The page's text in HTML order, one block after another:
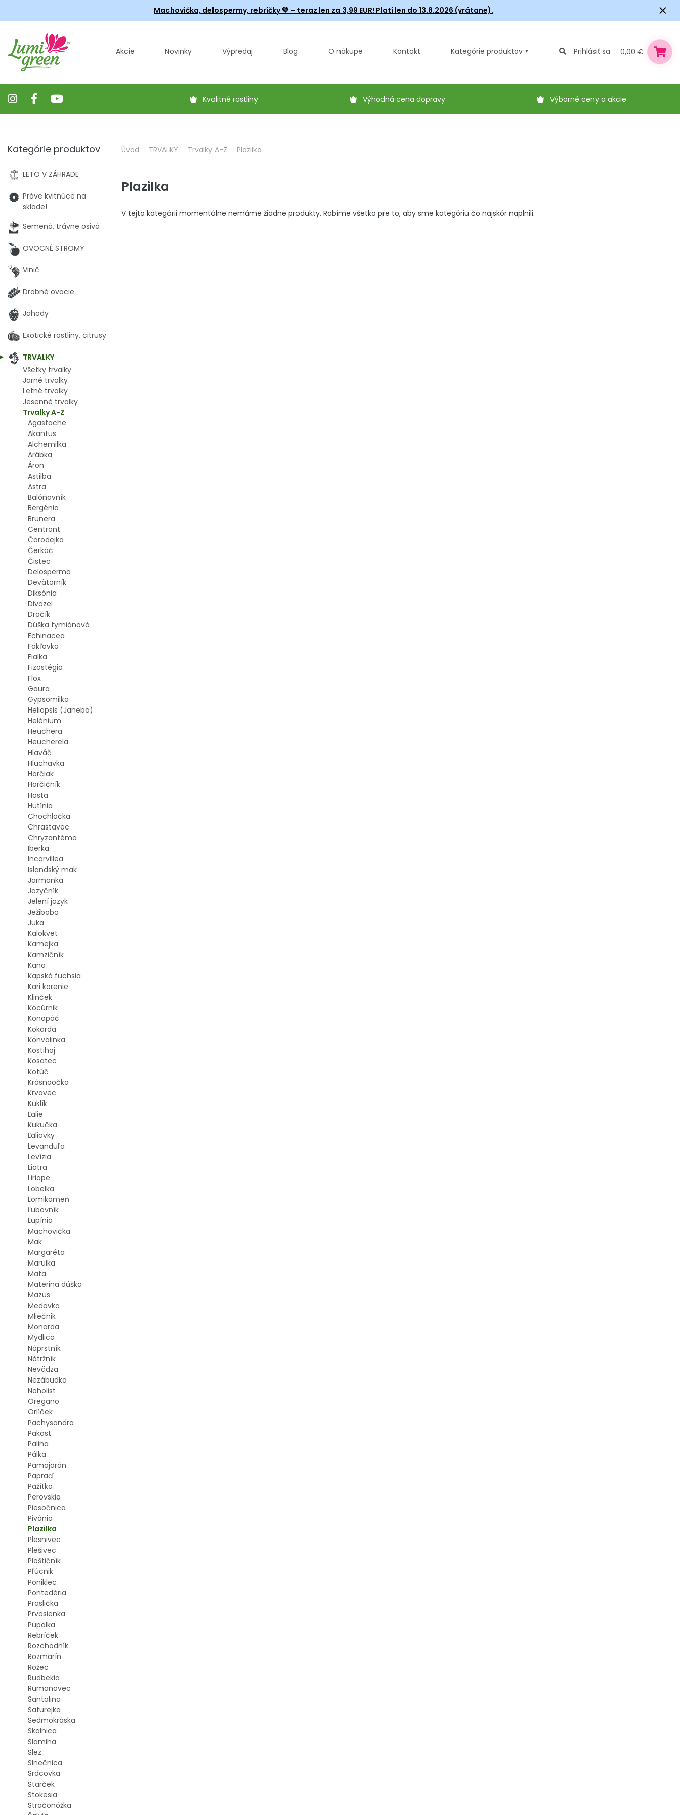
Machovička, delospermy, rebríčky💚 – teraz len za 3,99 EUR! Platí len do 13.8.2026 (vrátane). ×
Akcie Novinky Výpredaj Blog O nákupe Kontakt Kategórie produktov Prihlásiť sa 0,00 €
Kvalitné rastliny Výhodná cena dopravy Výborné ceny a akcie
Úvod TRVALKY Trvalky A-Z Plazilka
Plazilka
V tejto kategórii momentálne nemáme žiadne produkty. Robíme všetko pre to, aby sme kategóriu čo najskôr naplnili.
Kategórie produktov
LETO V ZÁHRADE
Práve kvitnúce na
sklade!
Semená, trávne osivá
OVOCNÉ STROMY
Vinič
Drobné ovocie
Jahody
Exotické rastliny, citrusy
TRVALKY
Všetky trvalky
Jarné trvalky
Letné trvalky
Jesenné trvalky
Trvalky A-Z
Agastache
Akantus
Alchemilka
Arábka
Áron
Astilba
Astra
Balónovník
Bergénia
Brunera
Centrant
Čarodejka
Čerkáč
Čistec
Delosperma
Devätorník
Diksónia
Divozel
Dračík
Dúška tymiánová
Echinacea
Fakľovka
Fialka
Fizostégia
Flox
Gaura
Gypsomilka
Heliopsis (Janeba)
Helénium
Heuchera
Heucherela
Hlaváč
Hluchavka
Horčiak
Horčičník
Hosta
Hutínia
Chochlačka
Chrastavec
Chryzantéma
Iberka
Incarvillea
Islandský mak
Jarmanka
Jazyčník
Jelení jazyk
Ježibaba
Juka
Kalokvet
Kamejka
Kamzičník
Kana
Kapská fuchsia
Kari korenie
Klinček
Kocúrnik
Konopáč
Kokarda
Konvalinka
Kostihoj
Kosatec
Kotúč
Krásnoočko
Krvavec
Kuklík
Ľalie
Kukučka
Ľaliovky
Levanduľa
Levízia
Liatra
Liriope
Lobelka
Lomikameň
Ľubovník
Lupínia
Machovička
Mak
Margaréta
Marulka
Mäta
Materina dúška
Mazus
Medovka
Mliečnik
Monarda
Mydlica
Náprstník
Nátržník
Nevädza
Nezábudka
Noholist
Oregano
Orlíček
Pachysandra
Pakost
Palina
Pálka
Pamajorán
Papraď
Pažítka
Perovskia
Piesočnica
Pivónia
Plazilka
Plesnivec
Plešivec
Ploštičník
Pľúcnik
Poniklec
Pontedéria
Praslička
Prvosienka
Pupalka
Rebríček
Rozchodník
Rozmarín
Rožec
Rudbekia
Rumanovec
Santolina
Saturejka
Sedmokráska
Skalnica
Slamiha
Slez
Slnečnica
Srdcovka
Starček
Stokesia
Stračonôžka